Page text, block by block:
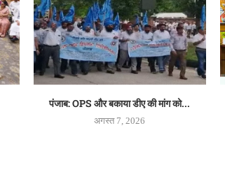
पंजाब: OPS और बकाया डीए की मांग को...
अगस्त 7, 2026